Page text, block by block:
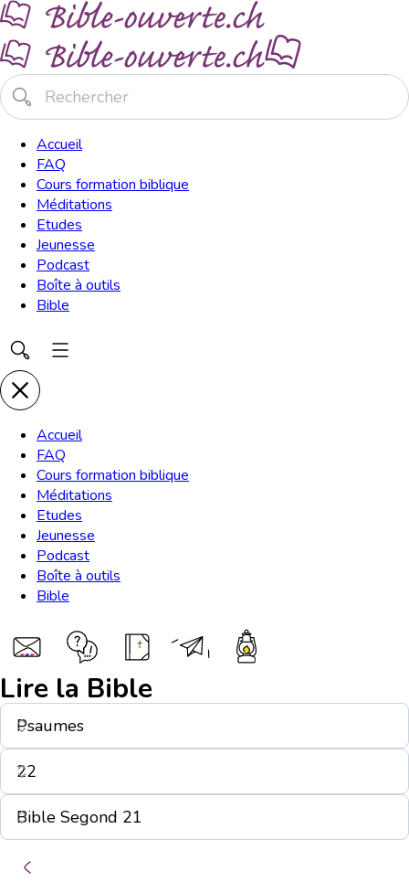
Accueil
FAQ
Cours formation biblique
Méditations
Etudes
Jeunesse
Podcast
Boîte à outils
Bible
Accueil
FAQ
Cours formation biblique
Méditations
Etudes
Jeunesse
Podcast
Boîte à outils
Bible
Lire la Bible